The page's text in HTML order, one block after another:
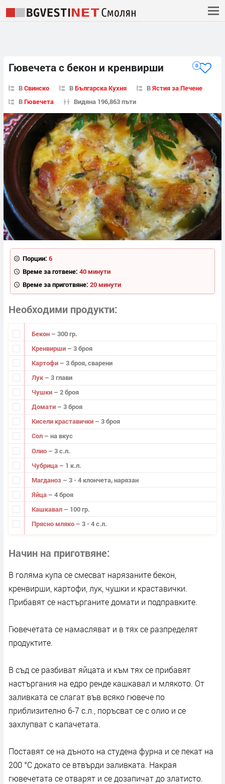
Гювечета с бекон и кренвирши 0
ВСвинско ВБългарска Кухня ВЯстия за Печене
ВГювечета Видяна 196,863 пъти
Порции: 6
Време за готвене: 40 минути
Време за приготвяне: 20 минути
Необходими продукти
Бекон – 300 гр.
Кренвирши – 3 броя
Картофи – 3 броя, сварени
Лук – 3 глави
Чушки – 2 броя
Домати – 3 броя
Кисели краставички – 3 броя
Сол – на вкус
Олио – 3 с.л.
Чубрица – 1 к.л.
Магданоз – 3 - 4 клончета, нарязан
Яйца – 4 броя
Кашкавал – 100 гр.
Прясно мляко – 3 - 4 с.л.
Начин на приготвяне
В голяма купа се смесват нарязаните бекон,
кренвирши, картофи, лук, чушки и краставички.
Прибавят се настърганите домати и подправките.
Гювечетата се намасляват и в тях се разпределят
продуктите.
В съд се разбиват яйцата и към тях се прибавят
настъргания на едро ренде кашкавал и млякото. От
заливката се слагат във всяко гювече по
приблизително 6-7 с.л., поръсват се с олио и се
захлупват с капачетата.
Поставят се на дъното на студена фурна и се пекат на
200 °С докато се втвърди заливката. Накрая
гювечетата се отварят и се дозапичат до златисто.